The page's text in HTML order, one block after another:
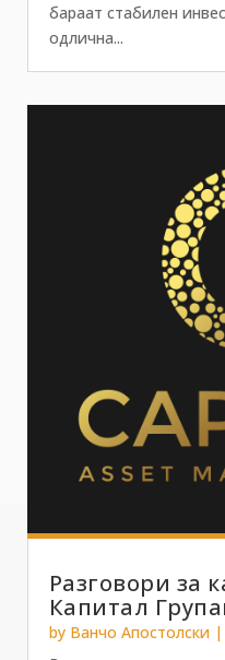
бараат стабилен
одлична...
Разговори за
Капитал
by Ванчо Апостолски|